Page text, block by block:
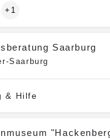
+1
Saarburg
Saarburg
& Hilfe